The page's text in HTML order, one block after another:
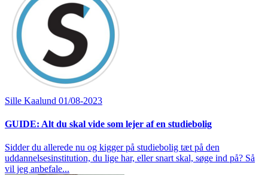
Sille Kaalund 01/08-2023
GUIDE: Alt du skal vide som lejer af en studiebolig
Sidder du allerede nu og kigger på studiebolig tæt på den
uddannelsesinstitution, du lige har, eller snart skal, søge ind på? Så
vil jeg anbefale...